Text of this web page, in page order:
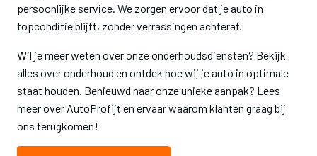
persoonlijke service. We zorgen ervoor dat je auto in
topconditie blijft, zonder verrassingen achteraf.
Wil je meer weten over onze onderhoudsdiensten? Bekijk
alles over onderhoud en ontdek hoe wij je auto in optimale
staat houden. Benieuwd naar onze unieke aanpak? Lees
meer over AutoProfijt en ervaar waarom klanten graag bij
ons terugkomen!